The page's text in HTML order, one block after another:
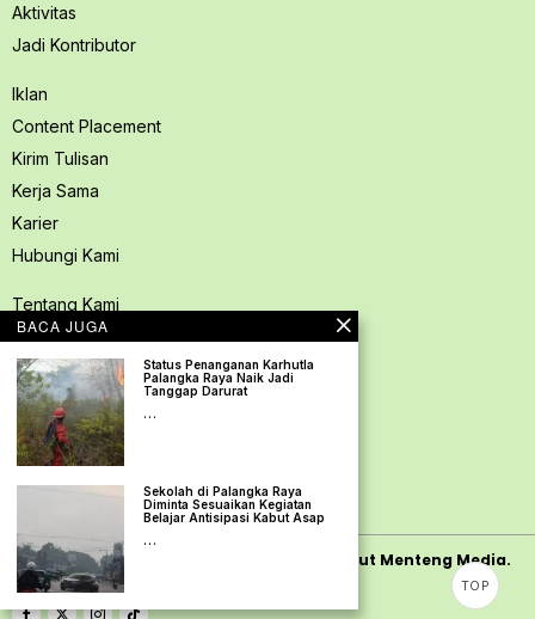
Aktivitas
Jadi Kontributor
Iklan
Content Placement
Kirim Tulisan
Kerja Sama
Karier
Hubungi Kami
Tentang Kami
Redaksi PerspektifSpace
Kode Etik Jurnalistik
Pedoman Media Siber
Kebijakan Privasi
Pedoman Ramah Anak
Copyright2026 PerspektifSpace | PT. Mamut Menteng Media.
TOP
BACA JUGA
Status Penanganan Karhutla
Palangka Raya Naik Jadi
Tanggap Darurat
…
Sekolah di Palangka Raya
Diminta Sesuaikan Kegiatan
Belajar Antisipasi Kabut Asap
…